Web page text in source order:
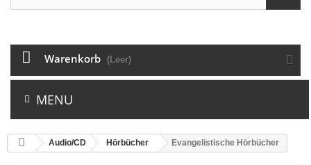
Warenkorb (Leer)
MENU
Audio/CD Hörbücher Evangelistische Hörbücher